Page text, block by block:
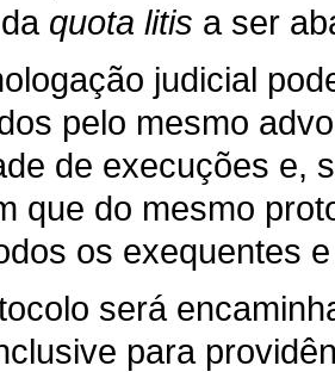
quota litis a ser
judicial
pelo mesmo
de execuções e,
que do mesmo
os exequentes
será
para